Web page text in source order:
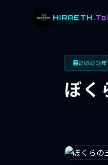
HIRAETH
2023年
ぼく